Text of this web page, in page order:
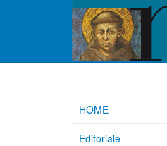
HOME
Editoriale